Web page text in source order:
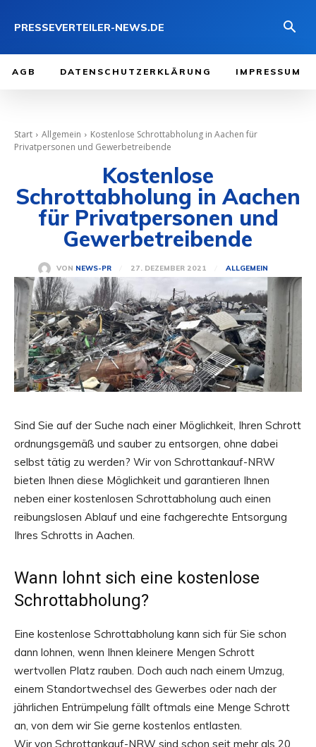
PRESSEVERTEILER-NEWS.DE
AGB DATENSCHUTZERKLÄRUNG IMPRESSUM
Start Allgemein
Kostenlose Schrottabholung in Aachen für
Privatpersonen und Gewerbetreibende
Kostenlose
Schrottabholung in Aachen
für Privatpersonen und
Gewerbetreibende
VON NEWS-PR 27. DEZEMBER 2021 ALLGEMEIN
Sind Sie auf der Suche nach einer Möglichkeit, Ihren Schrott
ordnungsgemäß und sauber zu entsorgen, ohne dabei
selbst tätig zu werden? Wir von Schrottankauf-NRW
bieten Ihnen diese Möglichkeit und garantieren Ihnen
neben einer kostenlosen Schrottabholung auch einen
reibungslosen Ablauf und eine fachgerechte Entsorgung
Ihres Schrotts in Aachen.
Wann lohnt sich eine kostenlose
Schrottabholung?
Eine kostenlose Schrottabholung kann sich für Sie schon
dann lohnen, wenn Ihnen kleinere Mengen Schrott
wertvollen Platz rauben. Doch auch nach einem Umzug,
einem Standortwechsel des Gewerbes oder nach der
jährlichen Entrümpelung fällt oftmals eine Menge Schrott
an, von dem wir Sie gerne kostenlos entlasten.
Wir von Schrottankauf-NRW sind schon seit mehr als 20